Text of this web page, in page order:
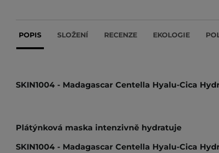
POPIS SLOŽENÍ RECENZE EKOLOGIE
SKIN1004 - Madagascar Centella Hyalu-Cica
Plátýnková maska intenzivně hydratuje
SKIN1004 - Madagascar Centella Hyalu-Cica